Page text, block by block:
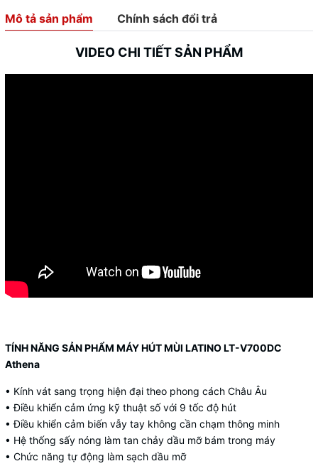
Mô tả sản phẩm Chính sách đổi trả
VIDEO CHI TIẾT SẢN PHẨM
TÍNH NĂNG SẢN PHẨM MÁY HÚT MÙI LATINO LT-V700DC
Athena
• Kính vát sang trọng hiện đại theo phong cách Châu Âu
• Điều khiển cảm ứng kỹ thuật số với 9 tốc độ hút
• Điều khiển cảm biến vẫy tay không cần chạm thông minh
• Hệ thống sấy nóng làm tan chảy dầu mỡ bám trong máy
• Chức năng tự động làm sạch dầu mỡ